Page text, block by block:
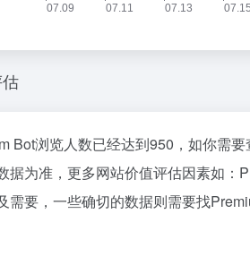
Bot浏览人数已经达到950，如你需
据为准，更多网站价值评估因素如：
需要，一些确切的数据则需要找